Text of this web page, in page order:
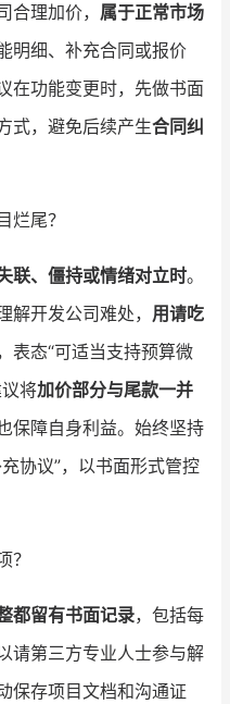
理加价， 属于正常市场
明细、补充合同或报价
在功能变更时，先做书面
式，避免后续产生合同纠
烂尾？
联、僵持或情绪对立时。
解开发公司难处， 用请吃
表态“可适当支持预算微
将加价部分与尾款一并
保障自身利益。始终坚持
协议”，以书面形式管控
？
都留有书面记录，包括每
请第三方专业人士参与解
保存项目文档和沟通证